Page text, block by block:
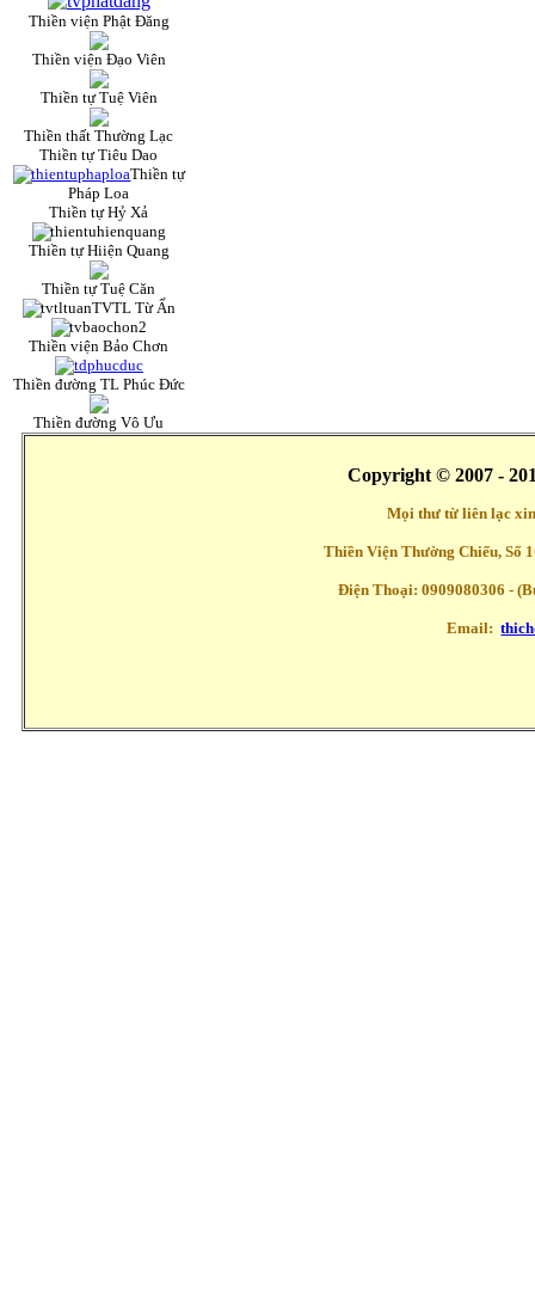
Thiền viện Phật Đăng
Thiền viện Đạo Viên
Thiền tự Tuệ Viên
Thiền thất Thường Lạc
Thiền tự Tiêu Dao
Thiền tự
Pháp Loa
Thiền tự Hỷ Xả
Thiền tự Hiiện Quang
Thiền tự Tuệ Căn
TVTL Từ Ấn
Thiền viện Bảo Chơn
Thiền đường TL Phúc Đức
Thiền đường Vô Ưu
Copyright © 2007 -
Mọi thư từ liên lạc
Thiền Viện Thường Chiếu, Số
Điện Thoại: 0909080306 -
Email: